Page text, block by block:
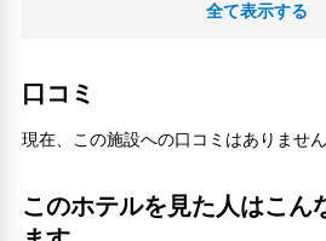
全て表示する
口コミ
現在、この施設への口コミはありません
このホテルを見た人はこん